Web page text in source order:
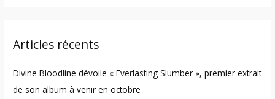
c
f
o
Articles récents
Divine Bloodline dévoile « Everlasting Slumber », premier extrait
de son album à venir en octobre